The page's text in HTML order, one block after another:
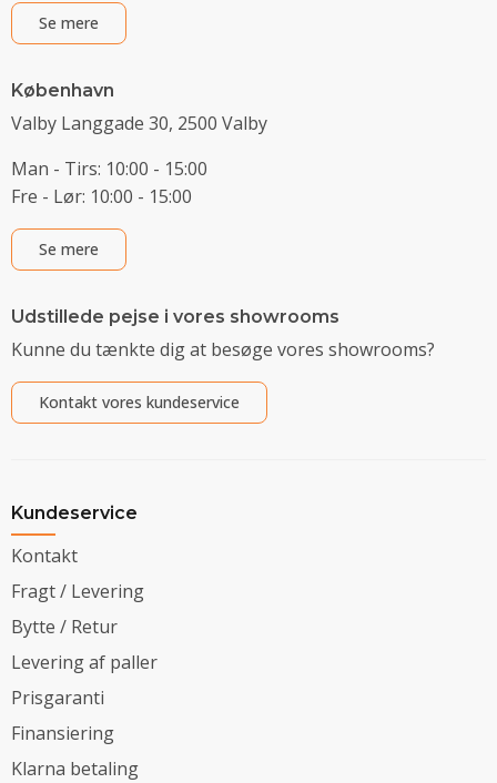
Se mere
København
Valby Langgade 30, 2500 Valby
Man - Tirs: 10:00 - 15:00
Fre - Lør: 10:00 - 15:00
Se mere
Udstillede pejse i vores showrooms
Kunne du tænkte dig at besøge vores showrooms?
Kontakt vores kundeservice
Kundeservice
Kontakt
Fragt / Levering
Bytte / Retur
Levering af paller
Prisgaranti
Finansiering
Klarna betaling